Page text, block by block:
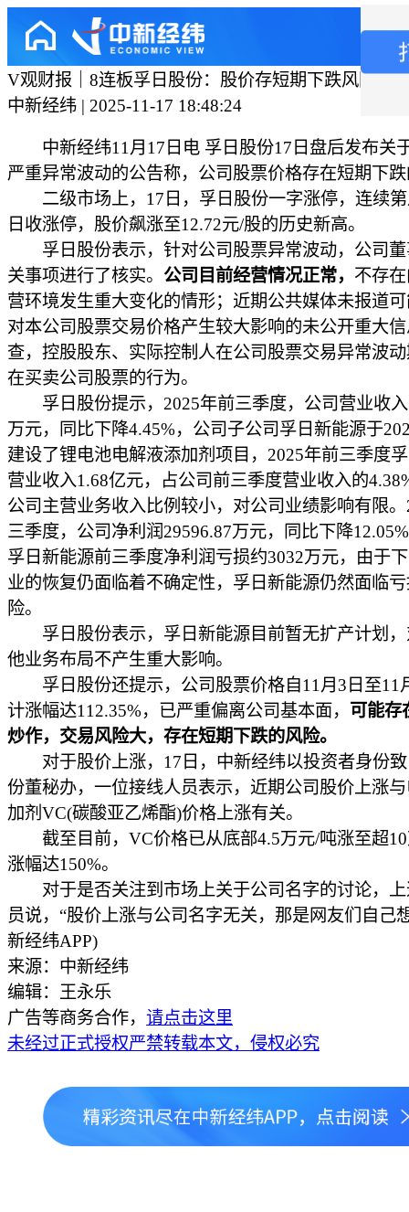
V观财报｜8连板孚日股份：股价存短期下跌风险
中新经纬 | 2025-11-17 18:48:24
中新经纬11月17日电 孚日股份17日盘后发布关
严重异常波动的公告称，公司股票价格存在短期下
二级市场上，17日，孚日股份一字涨停，连续第
日收涨停，股价飙涨至12.72元/股的历史新高。
孚日股份表示，针对公司股票异常波动，公司董
关事项进行了核实。 公司目前经营情况正常， 不存
营环境发生重大变化的情形；近期公共媒体未报道
对本公司股票交易价格产生较大影响的未公开重大
查，控股股东、实际控制人在公司股票交易异常波
在买卖公司股票的行为。
孚日股份提示，2025年前三季度，公司营业收入
万元，同比下降4.45%，公司子公司孚日新能源于
建设了锂电池电解液添加剂项目，2025年前三季度
营业收入1.68亿元，占公司前三季度营业收入的
公司主营业务收入比例较小，对公司业绩影响有限
三季度，公司净利润29596.87万元，同比下降
孚日新能源前三季度净利润亏损约3032万元，由于
业的恢复仍面临着不确定性，孚日新能源仍然面临
险。
孚日股份表示，孚日新能源目前暂无扩产计划，
他业务布局不产生重大影响。
孚日股份还提示，公司股票价格自11月3日至11
计涨幅达112.35%，已严重偏离公司基本面，
可能存
炒作，交易风险大，存在短期下跌的风险。
对于股价上涨，17日，中新经纬以投资者身份致
份董秘办，一位接线人员表示，近期公司股价上涨
加剂VC(碳酸亚乙烯酯)价格上涨有关。
截至目前，VC价格已从底部4.5万元/吨涨至超10
涨幅达150%。
对于是否关注到市场上关于公司名字的讨论，上
员说，“股价上涨与公司名字无关，那是网友们自己
新经纬APP)
来源：中新经纬
编辑：王永乐
广告等商务合作， 请点击这里
未经过正式授权严禁转载本文，侵权必究